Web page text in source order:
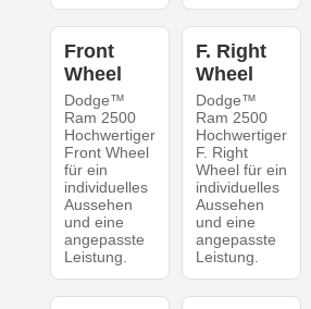
Front
Wheel
Dodge™
Ram 2500
Hochwertiger
Front Wheel
für ein
individuelles
Aussehen
und eine
angepasste
Leistung.
F. Right
Wheel
Dodge™
Ram 2500
Hochwertiger
F. Right
Wheel für ein
individuelles
Aussehen
und eine
angepasste
Leistung.